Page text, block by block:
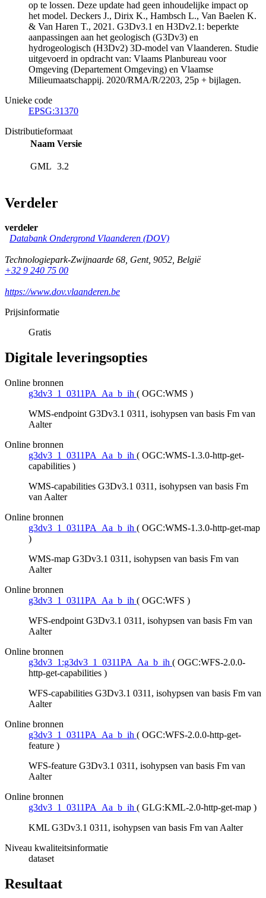
op te lossen. Deze update had geen inhoudelijke impact op
het model. Deckers J., Dirix K., Hambsch L., Van Baelen K.
& Van Haren T., 2021. G3Dv3.1 en H3Dv2.1: beperkte
aanpassingen aan het geologisch (G3Dv3) en
hydrogeologisch (H3Dv2) 3D-model van Vlaanderen. Studie
uitgevoerd in opdracht van: Vlaams Planbureau voor
Omgeving (Departement Omgeving) en Vlaamse
Milieumaatschappij. 2020/RMA/R/2203, 25p + bijlagen.
Unieke code
EPSG:31370
Distributieformaat
Naam Versie
GML 3.2
Verdeler
verdeler
Databank Ondergrond Vlaanderen (DOV)
Technologiepark-Zwijnaarde 68, Gent, 9052, België
+32 9 240 75 00
https://www.dov.vlaanderen.be
Prijsinformatie
Gratis
Digitale leveringsopties
Online bronnen
g3dv3_1_0311PA_Aa_b_ih ( OGC:WMS )
WMS-endpoint G3Dv3.1 0311, isohypsen van basis Fm van
Aalter
Online bronnen
g3dv3_1_0311PA_Aa_b_ih ( OGC:WMS-1.3.0-http-get-
capabilities )
WMS-capabilities G3Dv3.1 0311, isohypsen van basis Fm
van Aalter
Online bronnen
g3dv3_1_0311PA_Aa_b_ih ( OGC:WMS-1.3.0-http-get-map
)
WMS-map G3Dv3.1 0311, isohypsen van basis Fm van
Aalter
Online bronnen
g3dv3_1_0311PA_Aa_b_ih ( OGC:WFS )
WFS-endpoint G3Dv3.1 0311, isohypsen van basis Fm van
Aalter
Online bronnen
g3dv3_1:g3dv3_1_0311PA_Aa_b_ih ( OGC:WFS-2.0.0-
http-get-capabilities )
WFS-capabilities G3Dv3.1 0311, isohypsen van basis Fm van
Aalter
Online bronnen
g3dv3_1_0311PA_Aa_b_ih ( OGC:WFS-2.0.0-http-get-
feature )
WFS-feature G3Dv3.1 0311, isohypsen van basis Fm van
Aalter
Online bronnen
g3dv3_1_0311PA_Aa_b_ih ( GLG:KML-2.0-http-get-map )
KML G3Dv3.1 0311, isohypsen van basis Fm van Aalter
Niveau kwaliteitsinformatie
dataset
Resultaat